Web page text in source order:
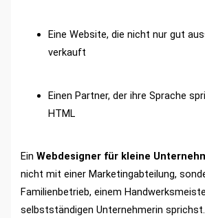
Eine Website, die nicht nur gut
verkauft
Einen Partner, der ihre Sprache
HTML
EinWebdesigner für kleine
nicht mit einer Marketingabteilung,
Familienbetrieb, einem
selbstständigen Unternehmerin